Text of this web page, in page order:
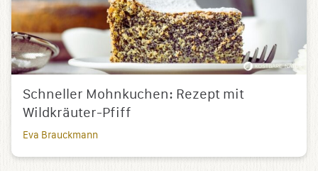
Schneller Mohnkuchen: Rezept mit
Wildkräuter-Pfiff
Eva Brauckmann